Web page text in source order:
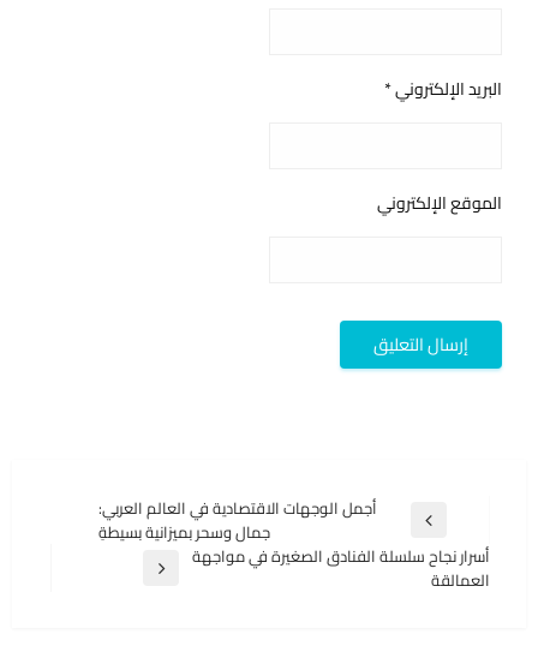
البريد الإلكتروني*
الموقع الإلكتروني
المقالات
المقالة
السابقة
أجمل الوجهات الاقتصادية في العالم العربي:
جمال وسحر بميزانية بسيطةِ
المقالة
أسرار نجاح سلسلة الفنادق الصغيرة في مواجهة
العمالقة